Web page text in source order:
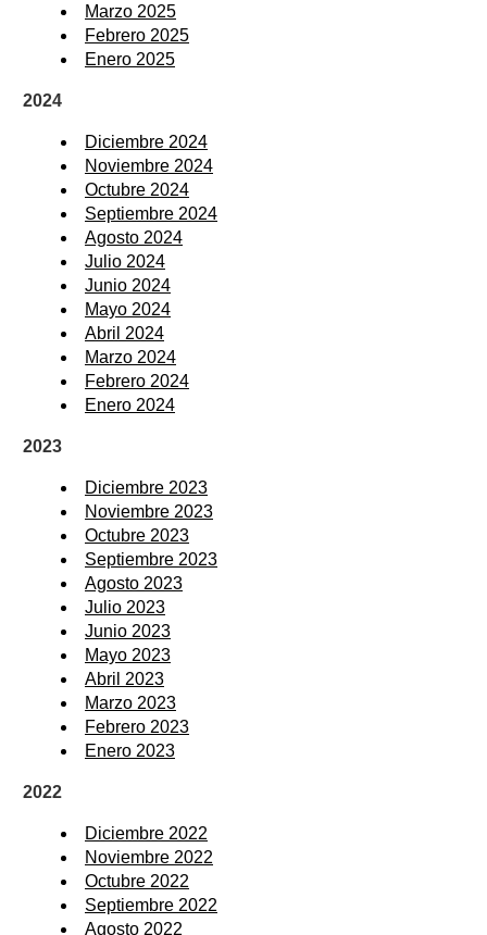
Marzo 2025
Febrero 2025
Enero 2025
2024
Diciembre 2024
Noviembre 2024
Octubre 2024
Septiembre 2024
Agosto 2024
Julio 2024
Junio 2024
Mayo 2024
Abril 2024
Marzo 2024
Febrero 2024
Enero 2024
2023
Diciembre 2023
Noviembre 2023
Octubre 2023
Septiembre 2023
Agosto 2023
Julio 2023
Junio 2023
Mayo 2023
Abril 2023
Marzo 2023
Febrero 2023
Enero 2023
2022
Diciembre 2022
Noviembre 2022
Octubre 2022
Septiembre 2022
Agosto 2022